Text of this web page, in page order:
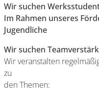
Wir suchen
Im Rahmen unseres
Jugendliche
Wir suchen
Wir veranstalten
zu
den Themen: